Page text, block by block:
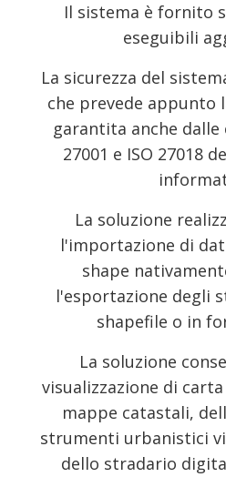
Il sistema è fornito
eseguibili
La sicurezza del
che prevede appunto
garantita anche dalle
27001 e ISO 27018
La soluzione
l'importazione di
shape
l'esportazione degli
shapefile o in
La soluzione
visualizzazione di
mappe catastali,
strumenti urbanistici
dello stradario